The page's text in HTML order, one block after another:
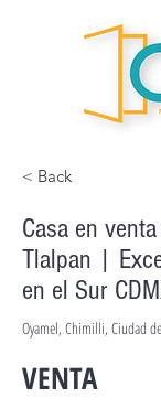
< Back
Casa en
Tlalpan |
en el Sur
Oyamel, Chimilli, Ciudad
VENTA